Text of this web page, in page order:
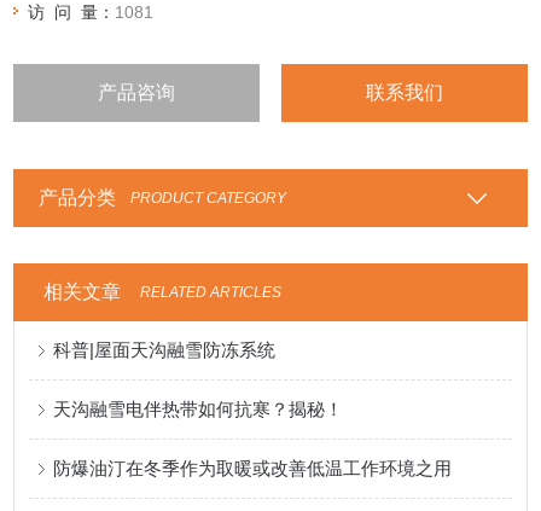
访 问 量： 1081
产品咨询 联系我们
产品分类 PRODUCT CATEGORY
相关文章 RELATED ARTICLES
科普|屋面天沟融雪防冻系统
天沟融雪电伴热带如何抗寒？揭秘！
防爆油汀在冬季作为取暖或改善低温工作环境之用